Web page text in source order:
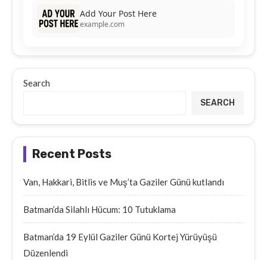
Add Your Post Here
example.com
Search
SEARCH
Recent Posts
Van, Hakkari, Bitlis ve Muş’ta Gaziler Günü kutlandı
Batman’da Silahlı Hücum: 10 Tutuklama
Batman’da 19 Eylül Gaziler Günü Kortej Yürüyüşü
Düzenlendi